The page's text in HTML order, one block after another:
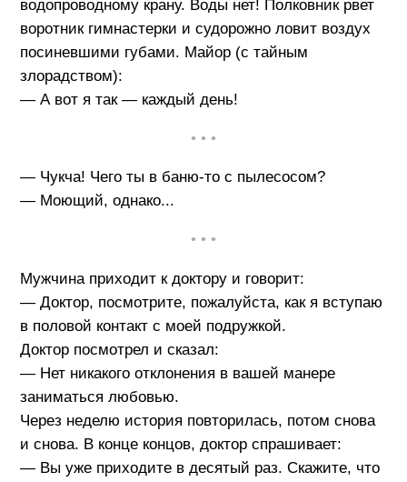
водопроводному крану. Воды нет! Полковник рвет
воротник гимнастерки и судорожно ловит воздух
посиневшими губами. Майор (с тайным
злорадством):
— А вот я так — каждый день!
• • •
— Чукча! Чего ты в баню-то с пылесосом?
— Моющий, однако...
• • •
Мужчина приходит к доктору и говорит:
— Доктор, посмотрите, пожалуйста, как я вступаю
в половой контакт с моей подружкой.
Доктор посмотрел и сказал:
— Нет никакого отклонения в вашей манере
заниматься любовью.
Через неделю история повторилась, потом снова
и снова. В конце концов, доктор спрашивает:
— Вы уже приходите в десятый раз. Скажите, что